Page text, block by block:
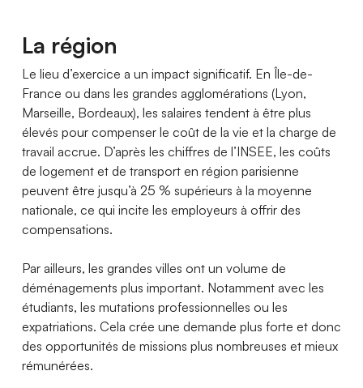
La région
Le lieu d’exercice a un impact significatif. En Île-de-
France ou dans les grandes agglomérations (Lyon,
Marseille, Bordeaux), les salaires tendent à être plus
élevés pour compenser le coût de la vie et la charge de
travail accrue. D’après les chiffres de l’INSEE, les coûts
de logement et de transport en région parisienne
peuvent être jusqu’à 25 % supérieurs à la moyenne
nationale, ce qui incite les employeurs à offrir des
compensations.
Par ailleurs, les grandes villes ont un volume de
déménagements plus important. Notamment avec les
étudiants, les mutations professionnelles ou les
expatriations. Cela crée une demande plus forte et donc
des opportunités de missions plus nombreuses et mieux
rémunérées.